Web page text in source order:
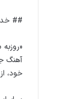
##
آهنگ
خود،